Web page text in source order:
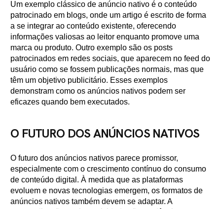
Um exemplo clássico de anúncio nativo é o conteúdo
patrocinado em blogs, onde um artigo é escrito de forma
a se integrar ao conteúdo existente, oferecendo
informações valiosas ao leitor enquanto promove uma
marca ou produto. Outro exemplo são os posts
patrocinados em redes sociais, que aparecem no feed do
usuário como se fossem publicações normais, mas que
têm um objetivo publicitário. Esses exemplos
demonstram como os anúncios nativos podem ser
eficazes quando bem executados.
O FUTURO DOS ANÚNCIOS NATIVOS
O futuro dos anúncios nativos parece promissor,
especialmente com o crescimento contínuo do consumo
de conteúdo digital. À medida que as plataformas
evoluem e novas tecnologias emergem, os formatos de
anúncios nativos também devem se adaptar. A